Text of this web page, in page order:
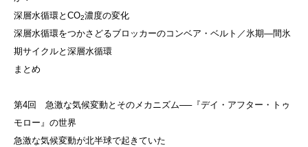
深層水循環とCO2濃度の変化
深層水循環をつかさどるブロッカーのコンベア・ベルト／氷期—間氷
期サイクルと深層水循環
まとめ
第4回 急激な気候変動とそのメカニズム──『デイ・アフター・トゥ
モロー』の世界
急激な気候変動が北半球で起きていた